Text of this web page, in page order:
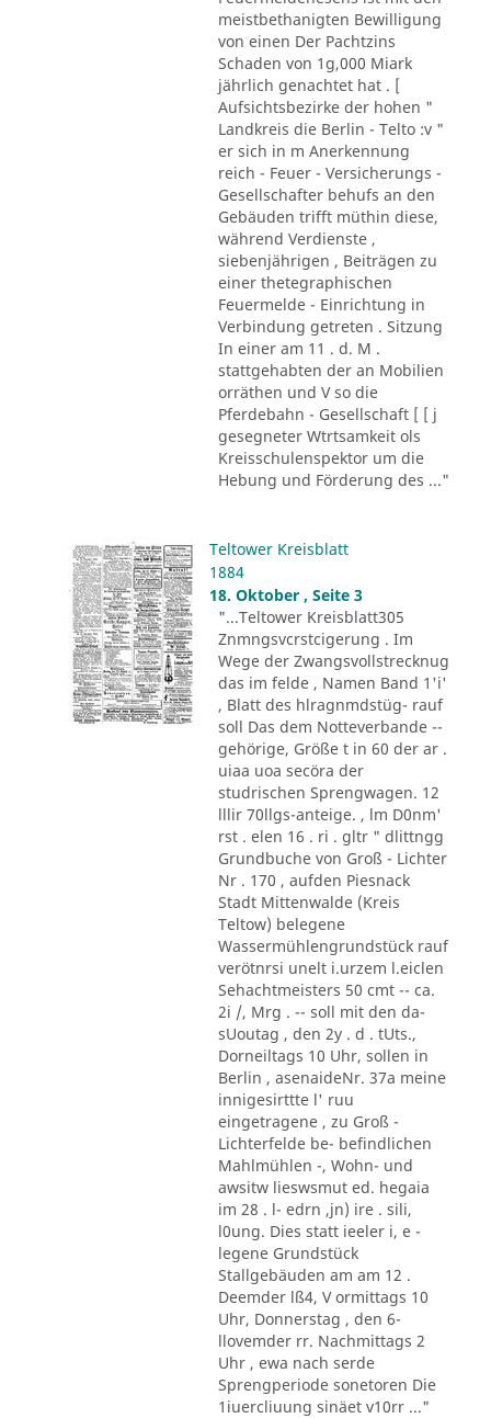
meistbethanigten Bewilligung
von einen Der Pachtzins
Schaden von 1g,000 Miark
jährlich genachtet hat . [
Aufsichtsbezirke der hohen "
Landkreis die Berlin - Telto :v "
er sich in m Anerkennung
reich - Feuer - Versicherungs -
Gesellschafter behufs an den
Gebäuden trifft müthin diese,
während Verdienste ,
siebenjährigen , Beiträgen zu
einer thetegraphischen
Feuermelde - Einrichtung in
Verbindung getreten . Sitzung
In einer am 11 . d. M .
stattgehabten der an Mobilien
orräthen und V so die
Pferdebahn - Gesellschaft [ [ j
gesegneter Wtrtsamkeit ols
Kreisschulenspektor um die
Hebung und Förderung des ..."
Teltower Kreisblatt
1884
18. Oktober , Seite 3
"...Teltower Kreisblatt305
Znmngsvcrstcigerung . Im
Wege der Zwangsvollstrecknug
das im felde , Namen Band 1'i'
, Blatt des hlragnmdstüg- rauf
soll Das dem Notteverbande --
gehörige, Größe t in 60 der ar .
uiaa uoa secöra der
studrischen Sprengwagen. 12
lllir 70llgs-anteige. , lm D0nm'
rst . elen 16 . ri . gltr " dlittngg
Grundbuche von Groß - Lichter
Nr . 170 , aufden Piesnack
Stadt Mittenwalde (Kreis
Teltow) belegene
Wassermühlengrundstück rauf
verötnrsi unelt i.urzem l.eiclen
Sehachtmeisters 50 cmt -- ca.
2i /, Mrg . -- soll mit den da-
sUoutag , den 2y . d . tUts.,
Dorneiltags 10 Uhr, sollen in
Berlin , asenaideNr. 37a meine
innigesirttte l' ruu
eingetragene , zu Groß -
Lichterfelde be- befindlichen
Mahlmühlen -, Wohn- und
awsitw lieswsmut ed. hegaia
im 28 . l- edrn ,jn) ire . sili,
l0ung. Dies statt ieeler i, e -
legene Grundstück
Stallgebäuden am am 12 .
Deemder lß4, V ormittags 10
Uhr, Donnerstag , den 6-
llovemder rr. Nachmittags 2
Uhr , ewa nach serde
Sprengperiode sonetoren Die
1iuercliuung sinäet v10rr ..."